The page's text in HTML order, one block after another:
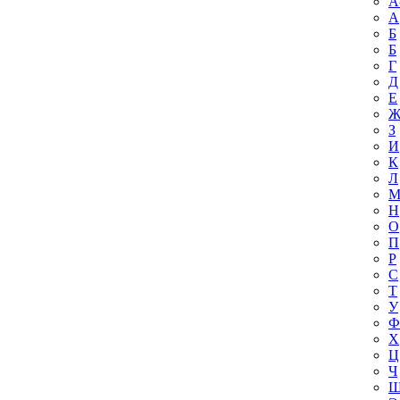
А
Б
Б
Г
Д
Е
Ж
З
И
К
Л
М
Н
О
П
Р
С
Т
У
Ф
Х
Ц
Ч